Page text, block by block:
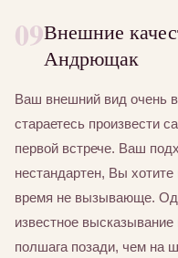
09Внешние
Андрющак
Ваш внешний вид очень
стараетесь произвести
первой встрече. Ваш
нестандартен, Вы
время не вызывающе.
известное
полшага позади, чем на